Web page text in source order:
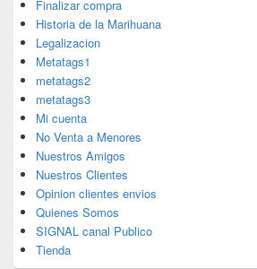
Finalizar compra
Historia de la Marihuana
Legalizacion
Metatags1
metatags2
metatags3
Mi cuenta
No Venta a Menores
Nuestros Amigos
Nuestros Clientes
Opinion clientes envios
Quienes Somos
SIGNAL canal Publico
Tienda